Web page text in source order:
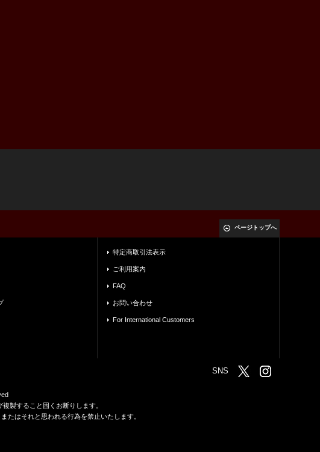
ページトップへ
特定商取引法表示
ご利用案内
FAQ
お問い合わせ
For International Customers
SNS
製すること固くお断りします。
たはそれと思われる行為を禁止いたします。